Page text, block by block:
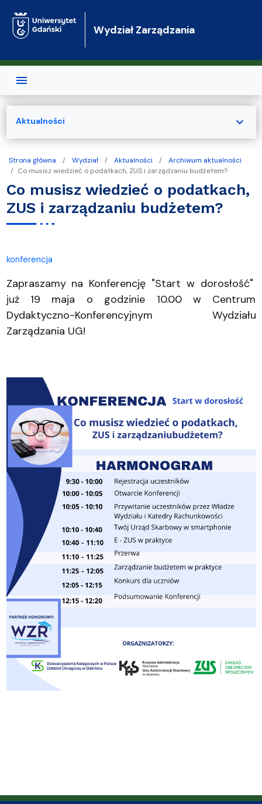
Wydział Zarządzania
Strona główna Wydział Aktualności
Archiwum aktualności
Co musisz wiedzieć o podatkach, ZUS i zarządzaniu budżetem?
Co musisz wiedzieć o podatkach,
ZUS i zarządzaniu budżetem?
konferencja
Zapraszamy na Konferencję "Start w dorosłość"
już 19 maja o godzinie 10.00 w Centrum
Dydaktyczno-Konferencyjnym Wydziału
Zarządzania UG!
Aktualności expand_more